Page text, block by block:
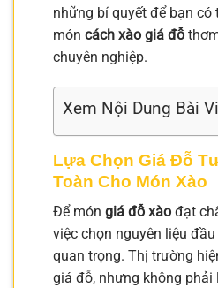
những bí quyết để bạn có
món cách xào giá đỗ
chuyên nghiệp.
Xem Nội Dung Bài
Lựa Chọn Giá Đỗ
Toàn Cho Món Xào
Để món giá đỗ xào đạt
việc chọn nguyên liệu
quan trọng. Thị trường
giá đỗ, nhưng không